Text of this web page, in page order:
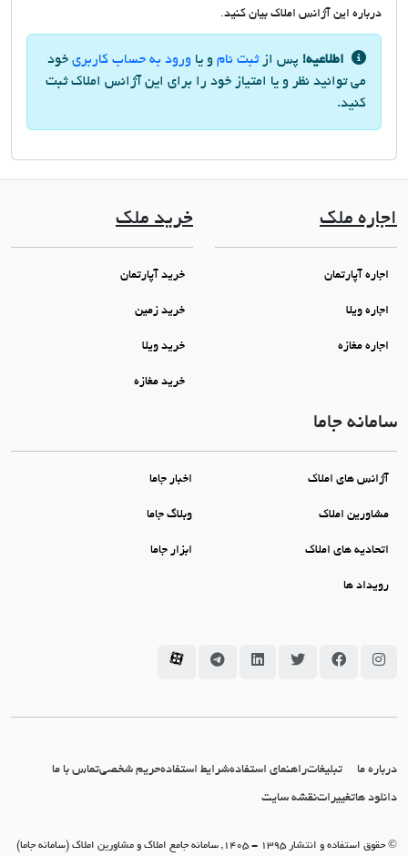
درباره این آژانس املاک بیان کنید.
اطلاعیه! پس ازثبت نام و یا ورود به حساب کاربری خود
می توانید نظر و یا امتیاز خود را برای این آژانس املاک ثبت
کنید.
اجاره ملک
اجاره آپارتمان
اجاره ویلا
اجاره مغازه
خرید ملک
خرید آپارتمان
خرید زمین
خرید ویلا
خرید مغازه
سامانه جاما
آژانس های املاک اخبار جاما
مشاورین املاک وبلاگ جاما
اتحادیه های املاک ابزار جاما
رویداد ها
سامانه جاما در اینستاگرام
سامانه جاما در فیسبوک
سامانه جاما در توئیتر
سامانه جاما در لینکداین
سامانه جاما در تلگرام
سامانه جاما در آپارات
درباره ما تبلیغاتراهنمای استفادهشرایط استفادهحریم شخصیتماس با ما
دانلود هاتغییراتنقشه سایت
© حقوق استفاده و انتشار 1395 - 1405, سامانه جامع املاک و مشاورین املاک (سامانه جاما)